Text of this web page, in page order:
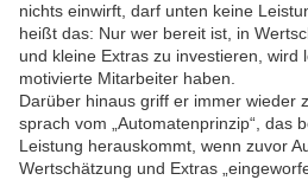
nichts einwirft, darf unten keine
heißt das: Nur wer bereit ist, in
und kleine Extras zu investieren, wird
motivierte Mitarbeiter haben.
Darüber hinaus griff er immer wieder
sprach vom „Automatenprinzip“, das
Leistung herauskommt, wenn zuvor
Wertschätzung und Extras